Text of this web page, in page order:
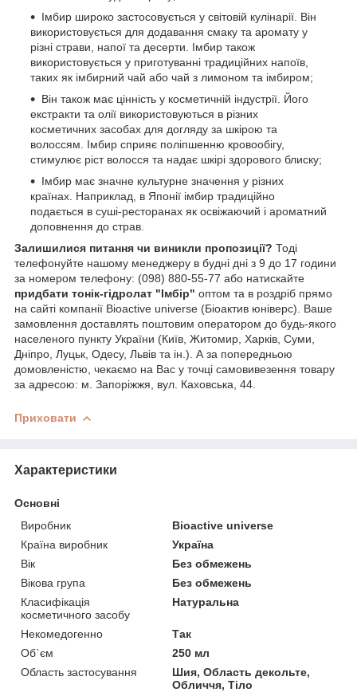
Імбир широко застосовується у світовій кулінарії. Він
використовується для додавання смаку та аромату у
різні страви, напої та десерти. Імбир також
використовується у приготуванні традиційних напоїв,
таких як імбирний чай або чай з лимоном та імбиром;
Він також має цінність у косметичній індустрії. Його
екстракти та олії використовуються в різних
косметичних засобах для догляду за шкірою та
волоссям. Імбир сприяє поліпшенню кровообігу,
стимулює ріст волосся та надає шкірі здорового блиску;
Імбир має значне культурне значення у різних
країнах. Наприклад, в Японії імбир традиційно
подається в суші-ресторанах як освіжаючий і ароматний
доповнення до страв.
Залишилися питання чи виникли пропозиції? Тоді
телефонуйте нашому менеджеру в будні дні з 9 до 17 години
за номером телефону: (098) 880-55-77 або натискайте
придбати тонік-гідролат "Імбір" оптом та в роздріб прямо
на сайті компанії Bioactive universe (Біоактив юніверс). Ваше
замовлення доставлять поштовим оператором до будь-якого
населеного пункту України (Київ, Житомир, Харків, Суми,
Дніпро, Луцьк, Одесу, Львів та ін.). А за попередньою
домовленістю, чекаємо на Вас у точці самовивезення товару
за адресою: м. Запоріжжя, вул. Каховська, 44.
Приховати
Характеристики
Основні
Виробник
Bioactive universe
Країна виробник
Україна
Вік
Без обмежень
Вікова група
Без обмежень
Класифікація
косметичного засобу
Натуральна
Некомедогенно
Так
Об`єм
250 мл
Область застосування
Шия, Область декольте,
Обличчя, Тіло